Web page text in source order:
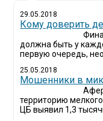
29.05.2018
Кому доверить
должна быть у
первую очередь,
25.05.2018
Мошенники в
территорию
ЦБ выявил 1,3